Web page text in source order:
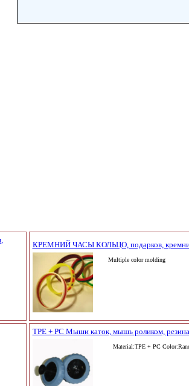
КРЕМНИЙ ЧАСЫ КОЛЬЦО, подарков,
Multiple color molding
TPE + PC Мыши каток, мышь роликом,
Material:TPE + PC